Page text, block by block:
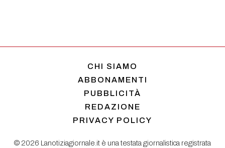
CHI SIAMO
ABBONAMENTI
PUBBLICITÀ
REDAZIONE
PRIVACY POLICY
© 2026 Lanotiziagiornale.it è una testata giornalistica registrata